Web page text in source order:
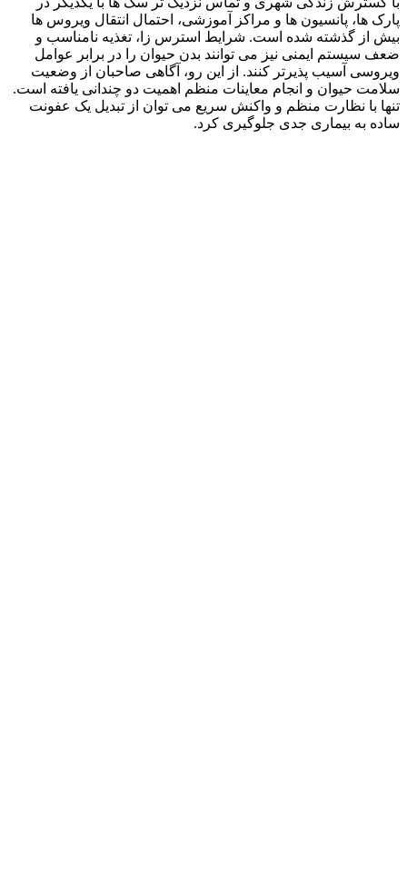
پارک‌ ها، پانسیون‌ ها و مراکز آموزشی، احتمال انتقال ویروس‌ ها
بیش از گذشته شده است. شرایط استرس‌ زا، تغذیه نامناسب و
ضعف سیستم ایمنی نیز می‌ توانند بدن حیوان را در برابر عوامل
ویروسی آسیب‌ پذیرتر کنند. از این رو، آگاهی صاحبان از وضعیت
سلامت حیوان و انجام معاینات منظم اهمیت دو چندانی یافته است.
تنها با نظارت منظم و واکنش سریع می‌ توان از تبدیل یک عفونت
ساده به بیماری‌ جدی جلوگیری کرد.